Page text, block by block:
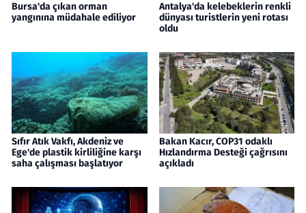
Bursa'da çıkan orman
yangınına müdahale ediliyor
Antalya'da kelebeklerin renkli
dünyası turistlerin yeni rotası
oldu
Sıfır Atık Vakfı, Akdeniz ve
Ege'de plastik kirliliğine karşı
saha çalışması başlatıyor
Bakan Kacır, COP31 odaklı
Hızlandırma Desteği çağrısını
açıkladı